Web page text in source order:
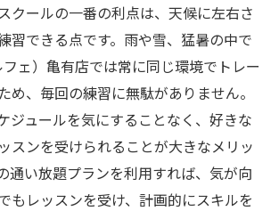
クールの一番の利点は、天候に左右さ
習できる点です。雨や雪、猛暑の中で
ェ）亀有店では常に同じ環境でトレー
め、毎回の練習に無駄がありません。
ジュールを気にすることなく、好きな
スンを受けられることが大きなメリッ
通い放題プランを利用すれば、気が向
もレッスンを受け、計画的にスキルを